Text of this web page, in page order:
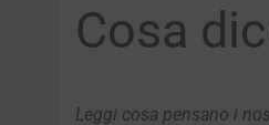
Cosa
Leggi cosa pensano i